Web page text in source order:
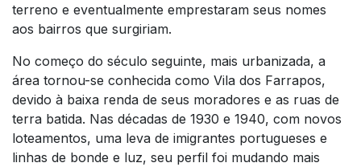
terreno e eventualmente emprestaram seus nomes
aos bairros que surgiriam.
No começo do século seguinte, mais urbanizada, a
área tornou-se conhecida como Vila dos Farrapos,
devido à baixa renda de seus moradores e as ruas de
terra batida. Nas décadas de 1930 e 1940, com novos
loteamentos, uma leva de imigrantes portugueses e
linhas de bonde e luz, seu perfil foi mudando mais